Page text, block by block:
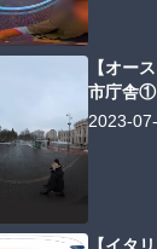
【オー
市庁舎①
2023-